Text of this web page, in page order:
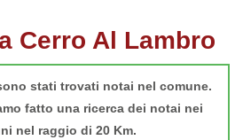
Cerro Al Lambro
stati trovati notai nel comune.
fatto una ricerca dei notai nei
nel raggio di 20 Km.